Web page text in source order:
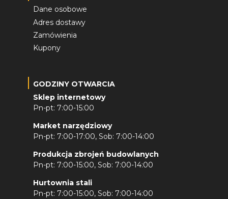
Dane osobowe
Adres dostawy
Zamówienia
Kupony
GODZINY OTWARCIA
Sklep internetowy
Pn-pt: 7:00-15:00
Market narzędziowy
Pn-pt: 7:00-17:00, Sob: 7:00-14:00
Produkcja zbrojeń budowlanych
Pn-pt: 7:00-15:00, Sob: 7:00-14:00
Hurtownia stali
Pn-pt: 7:00-15:00, Sob: 7:00-14:00